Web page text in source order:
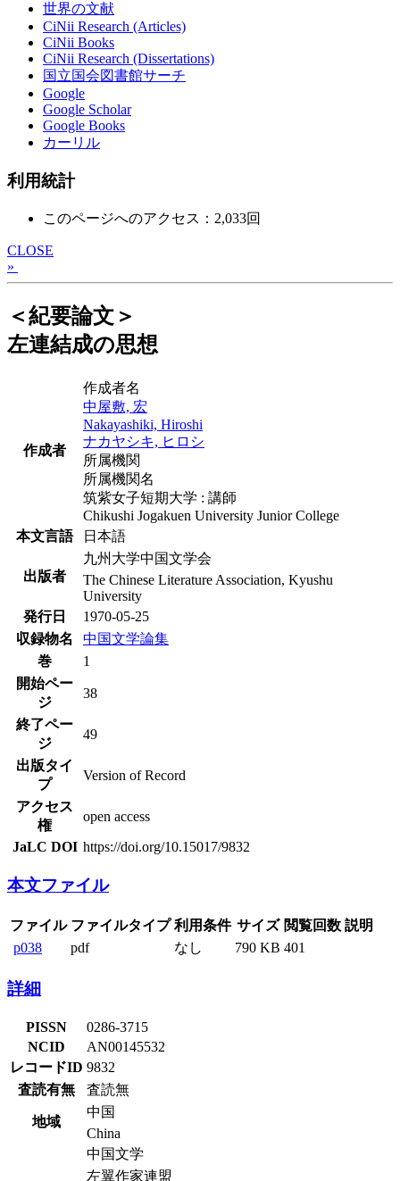
世界の文献
CiNii Research (Articles)
CiNii Books
CiNii Research (Dissertations)
国立国会図書館サーチ
Google
Google Scholar
Google Books
カーリル
利用統計
このページへのアクセス：2,033回
CLOSE
»
＜紀要論文＞
左連結成の思想
作成者
作成者名
中屋敷, 宏
Nakayashiki, Hiroshi
ナカヤシキ, ヒロシ
所属機関
所属機関名
筑紫女子短期大学 : 講師
Chikushi Jogakuen University Junior College
本文言語
日本語
出版者
九州大学中国文学会
The Chinese Literature Association, Kyushu
University
発行日
1970-05-25
収録物名
中国文学論集
巻
1
開始ペー
ジ
38
終了ペー
ジ
49
出版タイ
プ
Version of Record
アクセス
権
open access
JaLC DOI https://doi.org/10.15017/9832
本文ファイル
ファイル ファイルタイプ 利用条件 サイズ 閲覧回数 説明
p038
pdf なし 790 KB 401
詳細
PISSN
0286-3715
NCID
AN00145532
レコードID 9832
査読有無
査読無
地域
中国
China
中国文学
左翼作家連盟